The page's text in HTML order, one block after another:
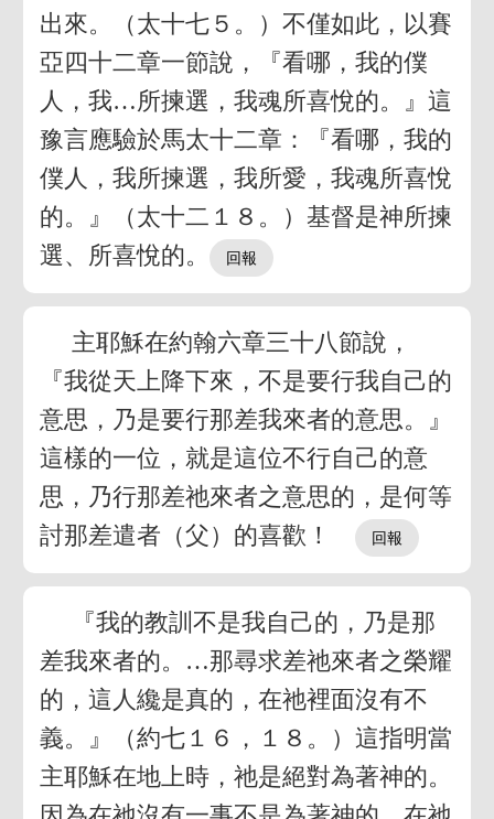
出來。（太十七５。）不僅如此，以賽
亞四十二章一節說，『看哪，我的僕
人，我…所揀選，我魂所喜悅的。』這
豫言應驗於馬太十二章：『看哪，我的
僕人，我所揀選，我所愛，我魂所喜悅
的。』（太十二１８。）基督是神所揀
選、所喜悅的。
主耶穌在約翰六章三十八節說，
『我從天上降下來，不是要行我自己的
意思，乃是要行那差我來者的意思。』
這樣的一位，就是這位不行自己的意
思，乃行那差祂來者之意思的，是何等
討那差遣者（父）的喜歡！
『我的教訓不是我自己的，乃是那
差我來者的。…那尋求差祂來者之榮耀
的，這人纔是真的，在祂裡面沒有不
義。』（約七１６，１８。）這指明當
主耶穌在地上時，祂是絕對為著神的。